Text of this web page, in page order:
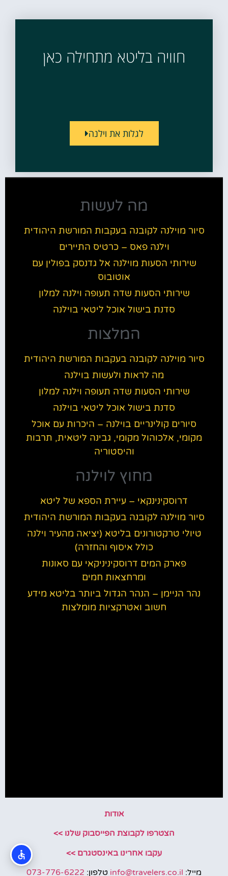
חוויה בליטא מתחילה כאן
לגלות את וילנה
מה לעשות
סיור מוילנה לקובנה בעקבות המורשת היהודית
וילנה פאס – כרטיס התיירים
שירותי הסעות מוילנה אל גדנסק בפולין עם
אוטובוס
שירותי הסעות שדה תעופה וילנה למלון
סדנת בישול אוכל ליטאי בוילנה
המלצות
סיור מוילנה לקובנה בעקבות המורשת היהודית
מה לראות ולעשות בוילנה
שירותי הסעות שדה תעופה וילנה למלון
סדנת בישול אוכל ליטאי בוילנה
סיורים קולינריים בוילנה – היכרות עם אוכל
מקומי, אלכוהול מקומי, גבינה ליטאית, תרבות
והיסטוריה
מחוץ לוילנה
דרוסקינינקאי – עיירת הספא של ליטא
סיור מוילנה לקובנה בעקבות המורשת היהודית
טיולי טרקטורונים בליטא (יציאה מהעיר וילנה
כולל איסוף והחזרה)
פארק המים דרוסקיניניקאי עם סאונות
ומרחצאות חמים
נהר הניימן – הנהר הגדול ביותר בליטא מידע
חשוב ואטרקציות מומלצות
אודות
הצטרפו לקבוצת הפייסבוק שלנו >>
עקבו אחרינו באינסטגרם >>
מייל: info@travelers.co.il טלפון: 073-776-6222